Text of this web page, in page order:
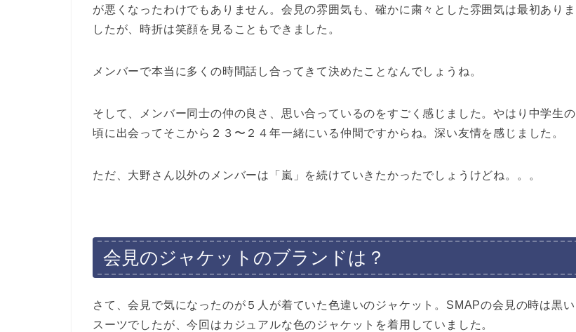
が悪くなったわけでもありません。会見の雰囲気も、確かに粛々とした雰囲気は最初ありま
したが、時折は笑顔を見ることもできました。
メンバーで本当に多くの時間話し合ってきて決めたことなんでしょうね。
そして、メンバー同士の仲の良さ、思い合っているのをすごく感じました。やはり中学生の
頃に出会ってそこから２３〜２４年一緒にいる仲間ですからね。深い友情を感じました。
ただ、大野さん以外のメンバーは「嵐」を続けていきたかったでしょうけどね。。。
会見のジャケットのブランドは？
さて、会見で気になったのが５人が着ていた色違いのジャケット。SMAPの会見の時は黒い
スーツでしたが、今回はカジュアルな色のジャケットを着用していました。